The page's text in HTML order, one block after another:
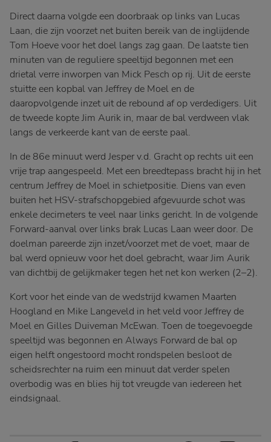
Direct daarna volgde een doorbraak op links van Lucas
Laan, die zijn voorzet net buiten bereik van de inglijdende
Tom Hoeve voor het doel langs zag gaan. De laatste tien
minuten van de reguliere speeltijd begonnen met een
drietal verre inworpen van Mick Pesch op rij. Uit de eerste
stuitte een kopbal van Jeffrey de Moel en de
daaropvolgende inzet uit de rebound af op verdedigers. Uit
de tweede kopte Jim Aurik in, maar de bal verdween vlak
langs de verkeerde kant van de eerste paal.
In de 86e minuut werd Jesper v.d. Gracht op rechts uit een
vrije trap aangespeeld. Met een breedtepass bracht hij in het
centrum Jeffrey de Moel in schietpositie. Diens van even
buiten het HSV-strafschopgebied afgevuurde schot was
enkele decimeters te veel naar links gericht. In de volgende
Forward-aanval over links brak Lucas Laan weer door. De
doelman pareerde zijn inzet/voorzet met de voet, maar de
bal werd opnieuw voor het doel gebracht, waar Jim Aurik
van dichtbij de gelijkmaker tegen het net kon werken (2–2).
Kort voor het einde van de wedstrijd kwamen Maarten
Hoogland en Mike Langeveld in het veld voor Jeffrey de
Moel en Gilles Duiveman McEwan. Toen de toegevoegde
speeltijd was begonnen en Always Forward de bal op
eigen helft ongestoord mocht rondspelen besloot de
scheidsrechter na ruim een minuut dat verder spelen
overbodig was en blies hij tot vreugde van iedereen het
eindsignaal.